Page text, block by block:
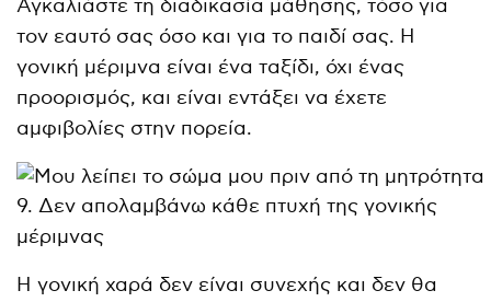
Αγκαλιάστε τη διαδικασία μάθησης, τόσο για
τον εαυτό σας όσο και για το παιδί σας. Η
γονική μέριμνα είναι ένα ταξίδι, όχι ένας
προορισμός, και είναι εντάξει να έχετε
αμφιβολίες στην πορεία.
9. Δεν απολαμβάνω κάθε πτυχή της γονικής
μέριμνας
Η γονική χαρά δεν είναι συνεχής και δεν θα